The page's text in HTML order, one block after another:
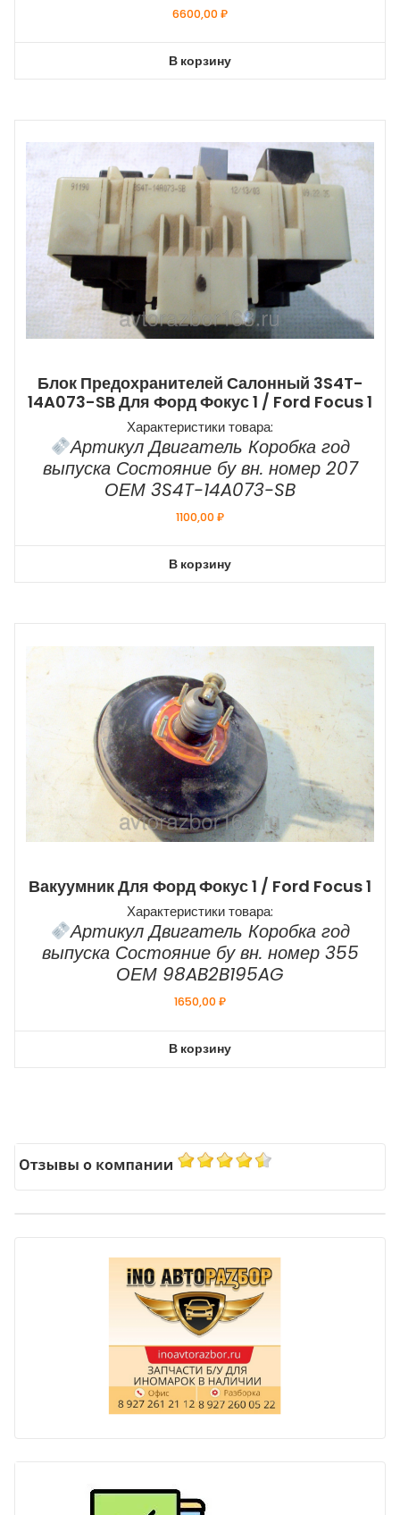
6600,00₽
В корзину
Блок Предохранителей Салонный 3S4T-
14A073-SB Для Форд Фокус 1 / Ford Focus 1
Характеристики товара:
Артикул Двигатель Коробка год
выпуска Состояние бу вн. номер 207
ОЕМ 3S4T-14A073-SB
1100,00₽
В корзину
Вакуумник Для Форд Фокус 1 / Ford Focus 1
Характеристики товара:
Артикул Двигатель Коробка год
выпуска Состояние бу вн. номер 355
ОЕМ 98AB2B195AG
1650,00₽
В корзину